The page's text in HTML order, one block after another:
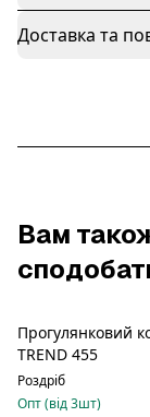
Доставка та
Вам
Прогулянковий
TREND 455
Роздріб
Опт (від3шт)